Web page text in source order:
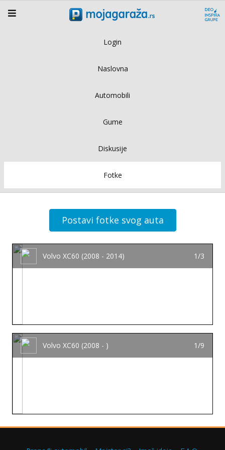
Login
Naslovna
Automobili
Gume
Diskusije
Fotke
Postavi fotke svog auta
Volvo XC60 (2008 - 2014) 1/3
Volvo XC60 (2008 - ) 1/9